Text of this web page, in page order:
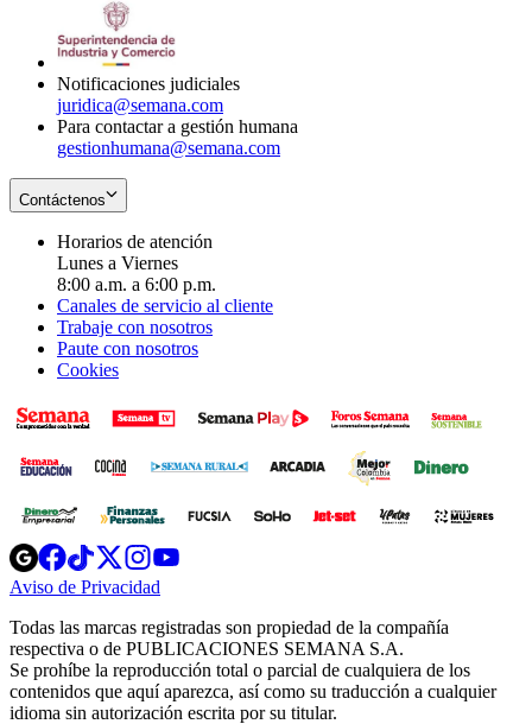
Notificaciones judiciales
juridica@semana.com
Para contactar a gestión humana
gestionhumana@semana.com
Contáctenos
Horarios de atención
Lunes a Viernes
8:00 a.m. a 6:00 p.m.
Canales de servicio al cliente
Trabaje con nosotros
Paute con nosotros
Cookies
Opens
in
new
Opens
in
new
Opens
in
new
window
Opens
new
windowwindow
Aviso de Privacidad
new
window
Todas las marcas registradas son propiedad de la compañía
respectiva o de PUBLICACIONES SEMANA S.A.
Se prohíbe la reproducción total o parcial de cualquiera de los
contenidos que aquí aparezca, así como su traducción a cualquier
idioma sin autorización escrita por su titular.